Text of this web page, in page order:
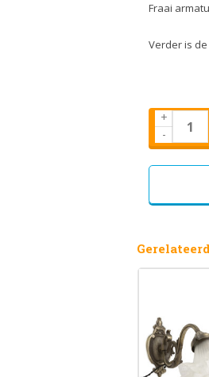
Fraai
Verder is
+
-